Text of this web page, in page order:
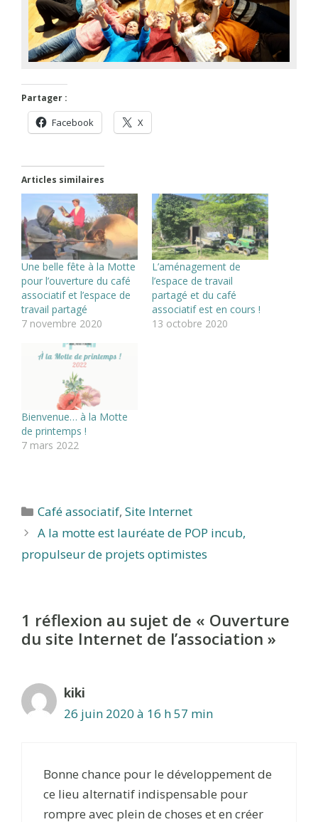
Partager :
Facebook X
Articles similaires
Une belle fête à la Motte
pour l’ouverture du café
associatif et l’espace de
travail partagé
7 novembre 2020
L’aménagement de
l’espace de travail
partagé et du café
associatif est en cours !
13 octobre 2020
Bienvenue… à la Motte
de printemps !
7 mars 2022
Catégories
Café associatif,Site Internet
A la motte est lauréate de POP incub,
propulseur de projets optimistes
1 réflexion au sujet de « Ouverture
du site Internet de l’association »
kiki
26 juin 2020 à 16 h 57 min
Bonne chance pour le développement de
ce lieu alternatif indispensable pour
rompre avec plein de choses et en créer